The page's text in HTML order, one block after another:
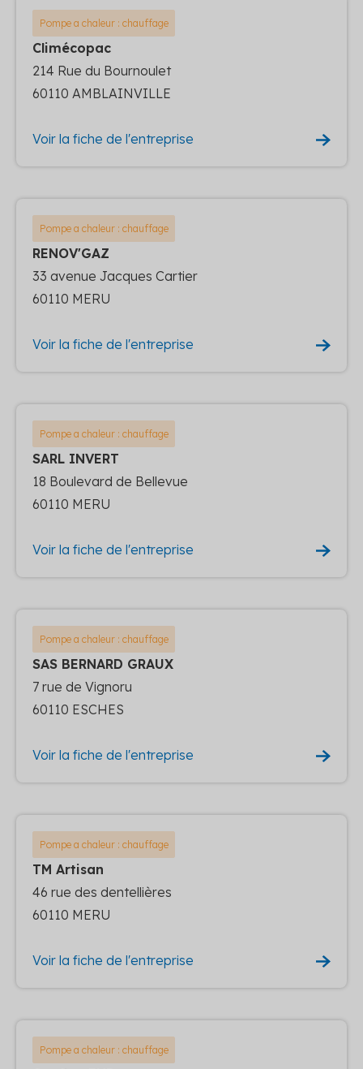
Pompe a chaleur : chauffage
Climécopac
214 Rue du Bournoulet
60110 AMBLAINVILLE
Voir la fiche de l'entreprise
Pompe a chaleur : chauffage
RENOV'GAZ
33 avenue Jacques Cartier
60110 MERU
Voir la fiche de l'entreprise
Pompe a chaleur : chauffage
SARL INVERT
18 Boulevard de Bellevue
60110 MERU
Voir la fiche de l'entreprise
Pompe a chaleur : chauffage
SAS BERNARD GRAUX
7 rue de Vignoru
60110 ESCHES
Voir la fiche de l'entreprise
Pompe a chaleur : chauffage
TM Artisan
46 rue des dentellières
60110 MERU
Voir la fiche de l'entreprise
Pompe a chaleur : chauffage